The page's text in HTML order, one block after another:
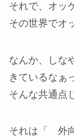
それで、オッ
その世界でオ
なんか、しな
きているなぁ
そんな共通点
それは「 外